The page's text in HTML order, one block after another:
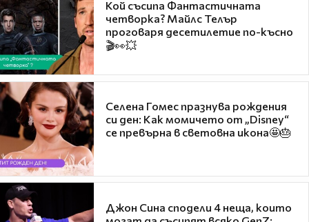
Кой съсипа Фантастичната
четворка? Майлс Телър
проговаря десетилетие по-късно
🎬👀💥
Селена Гомес празнува рождения
си ден: Как момичето от „Disney“
се превърна в световна икона🤩🎂
Джон Сина сподели 4 неща, които